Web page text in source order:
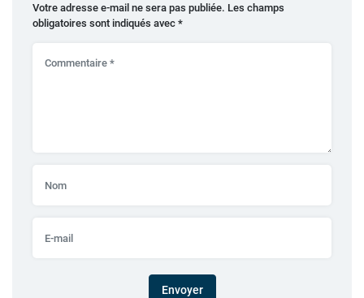
Votre adresse e-mail ne sera pas publiée. Les champs
obligatoires sont indiqués avec *
Envoyer